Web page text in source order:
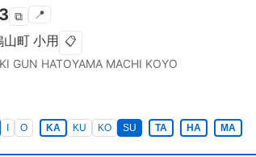
⧉ 📍
山町 小用 📋
GUN HATOYAMA MACHI KOYO
O KA KU KO SU TA HA MA